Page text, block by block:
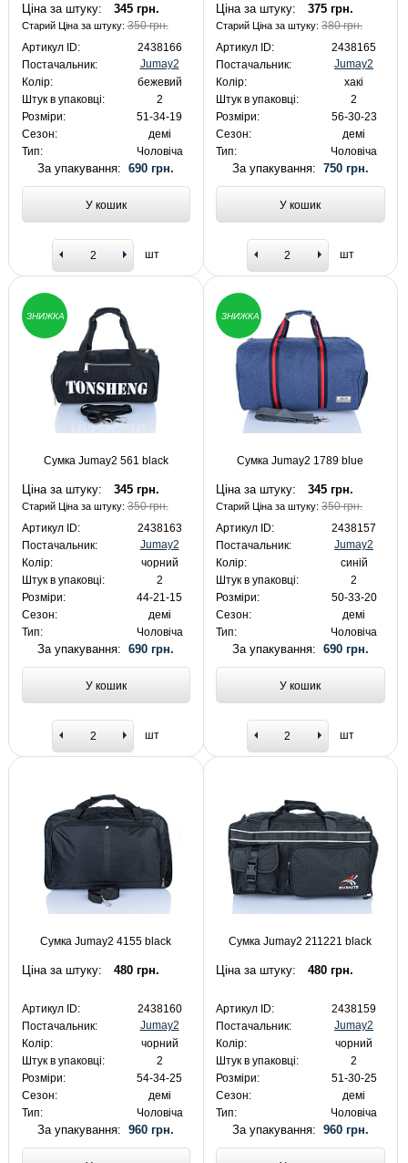
Ціна за штуку: 345 грн.
Старий Ціна за штуку:350 грн.
Артикул ID:
2438166
Постачальник:
Jumay2
Колір:
бежевий
Штук в упаковці:
2
Розміри:
51-34-19
Сезон:
демі
Тип:
Чоловіча
За упакування:690 грн.
У кошик
шт
Ціна за штуку: 375 грн.
Старий Ціна за штуку:380 грн.
Артикул ID:
2438165
Постачальник:
Jumay2
Колір:
хакі
Штук в упаковці:
2
Розміри:
56-30-23
Сезон:
демі
Тип:
Чоловіча
За упакування: 750 грн.
У кошик
шт
ЗНИЖКА
Сумка Jumay2 561 black
Ціна за штуку: 345 грн.
Старий Ціна за штуку:350 грн.
Артикул ID:
2438163
Постачальник:
Jumay2
Колір:
чорний
Штук в упаковці:
2
Розміри:
44-21-15
Сезон:
демі
Тип:
Чоловіча
За упакування:690 грн.
У кошик
шт
ЗНИЖКА
Сумка Jumay2 1789 blue
Ціна за штуку: 345 грн.
Старий Ціна за штуку:350 грн.
Артикул ID:
2438157
Постачальник:
Jumay2
Колір:
синій
Штук в упаковці:
2
Розміри:
50-33-20
Сезон:
демі
Тип:
Чоловіча
За упакування: 690 грн.
У кошик
шт
Сумка Jumay2 4155 black
Ціна за штуку: 480 грн.
Артикул ID:
2438160
Постачальник:
Jumay2
Колір:
чорний
Штук в упаковці:
2
Розміри:
54-34-25
Сезон:
демі
Тип:
Чоловіча
За упакування:960 грн.
Сумка Jumay2 211221 black
Ціна за штуку: 480 грн.
Артикул ID:
2438159
Постачальник:
Jumay2
Колір:
чорний
Штук в упаковці:
2
Розміри:
51-30-25
Сезон:
демі
Тип:
Чоловіча
За упакування: 960 грн.